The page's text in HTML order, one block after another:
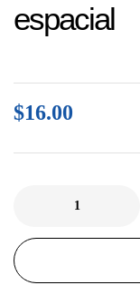
espacial
$16.00